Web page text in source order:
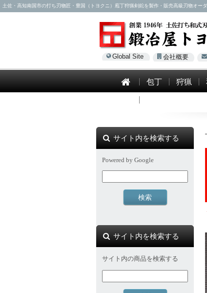
土佐・高知南国市の打ち刃物匠・豊国（トヨクニ）庖丁狩猟剣鉈を製作・販売高級刃物オー
Global Site 会社概要
包丁 狩猟
サイト内を検索する
Powered by Google
サイト内を検索する
サイト内の商品を検索する